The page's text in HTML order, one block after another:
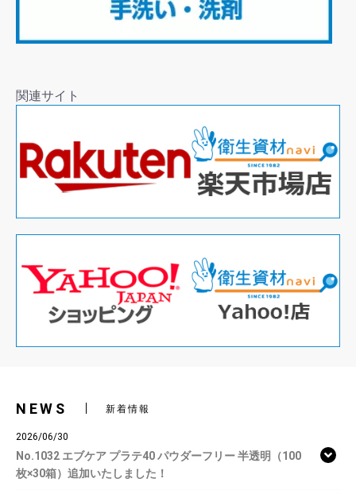
関連サイト
NEWS 新着情報
2026/06/30
No.1032 エブケア プラテ40 パウダーフリー 半透明（100
枚×30箱）追加いたしました！